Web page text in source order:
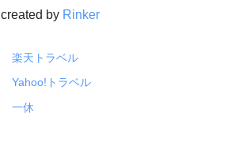
created by Rinker
楽天トラベル
Yahoo!トラベル
一休